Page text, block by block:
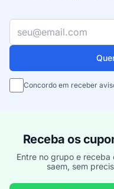
Concordo em receber
Receba os
Entre no grupo e receba
saem, sem